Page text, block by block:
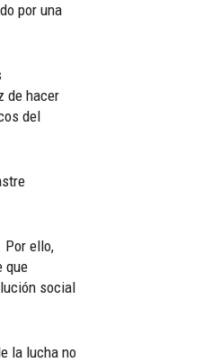
por una
de hacer
del
Por ello,
que
social
la lucha no